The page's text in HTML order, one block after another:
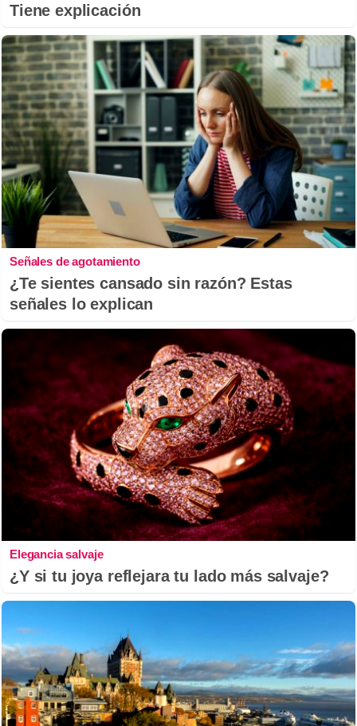
Tiene explicación
Señales de agotamiento
¿Te sientes cansado sin razón? Estas
señales lo explican
Elegancia salvaje
¿Y si tu joya reflejara tu lado más salvaje?